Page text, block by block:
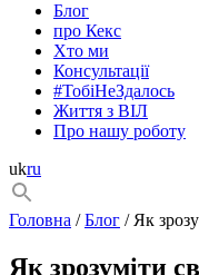
Блог
про Кекс
Хто ми
Консультації
#ТобіНеЗдалось
Життя з ВІЛ
Про нашу роботу
ukru
Головна /Блог / Як
Як зрозуміти